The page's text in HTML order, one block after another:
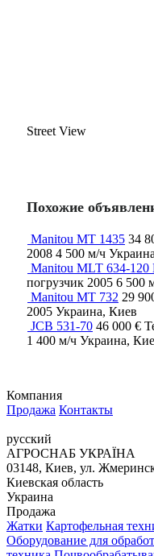
Street View
Похожие
Manitou MT 1435 34
2008 4 500 м/ч
Manitou MLT 634-120
погрузчик 2005 6 500
Manitou MT 732 29
2005 Украина, Киев
JCB 531-70 46 000 €
1 400 м/ч Украина,
Компания
Продажа Контакты
русский
АГРОСНАБ УКРАЇНА
03148, Киев, ул.
Киевская область
Украина
Продажа
Жатки Картофельная
Оборудование для